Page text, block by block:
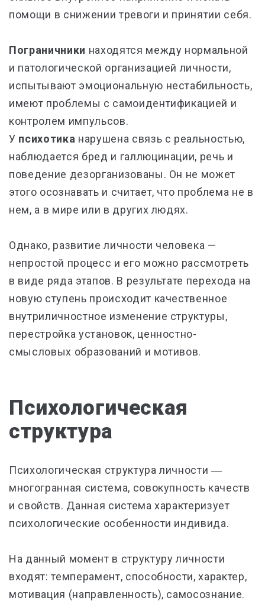
помощи в снижении тревоги и принятии себя.
Пограничники находятся между нормальной
и патологической организацией личности,
испытывают эмоциональную нестабильность,
имеют проблемы с самоидентификацией и
контролем импульсов.
У психотика нарушена связь с реальностью,
наблюдается бред и галлюцинации, речь и
поведение дезорганизованы. Он не может
этого осознавать и считает, что проблема не в
нем, а в мире или в других людях.
Однако, развитие личности человека —
непростой процесс и его можно рассмотреть
в виде ряда этапов. В результате перехода на
новую ступень происходит качественное
внутриличностное изменение структуры,
перестройка установок, ценностно-
смысловых образований и мотивов.
Психологическая
структура
Психологическая структура личности ―
многогранная система, совокупность качеств
и свойств. Данная система характеризует
психологические особенности индивида.
На данный момент в структуру личности
входят: темперамент, способности, характер,
мотивация (направленность), самосознание.